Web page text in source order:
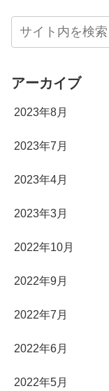
アーカイブ
2023年8月
2023年7月
2023年4月
2023年3月
2022年10月
2022年9月
2022年7月
2022年6月
2022年5月